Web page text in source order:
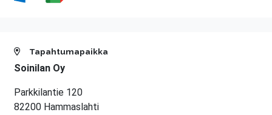
Tapahtumapaikka
Soinilan Oy
Parkkilantie 120
82200 Hammaslahti